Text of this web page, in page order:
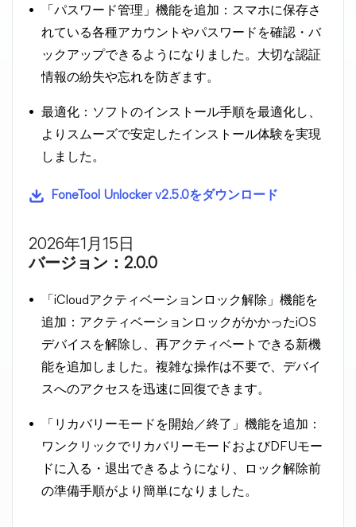
「パスワード管理」機能を追加：スマホに保存さ
れている各種アカウントやパスワードを確認・バ
ックアップできるようになりました。大切な認証
情報の紛失や忘れを防ぎます。
最適化：ソフトのインストール手順を最適化し、
よりスムーズで安定したインストール体験を実現
しました。
FoneTool Unlocker v2.5.0をダウンロード
2026年1月15日
バージョン：2.0.0
「iCloudアクティベーションロック解除」機能を
追加：アクティベーションロックがかかったiOS
デバイスを解除し、再アクティベートできる新機
能を追加しました。複雑な操作は不要で、デバイ
スへのアクセスを迅速に回復できます。
「リカバリーモードを開始／終了」機能を追加：
ワンクリックでリカバリーモードおよびDFUモー
ドに入る・退出できるようになり、ロック解除前
の準備手順がより簡単になりました。